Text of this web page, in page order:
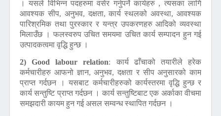
। यसले विभिन्न पदहरुमा वसेर गर्नुपर्ने कार्यहरु , त्यसका लागि
आवश्यक सीप, अनुभव, दक्षता, कार्य स्थलको अवस्था, आवश्यक
पारिश्रमिक तथा पुरस्कार र यन्त्र उपकरणहरु आदिको व्यवस्था
मिलाउँछ । फलस्वरुप उचित समयमा उचित कार्य सम्पादन हुन गई
उत्पादकत्वमा वृद्धि हुन्छ ।
2) Good labour relation: कार्य ढाँचाको तयारीले हरेक
कर्मचारीहरु आफनो ज्ञान, अनुभव, दक्षता र सीप अनुसारको काम
प्राप्त गर्दछन । यसबाट कर्मचारीहरुको कार्यस्तरमा वृद्धि हुन्छ र
कार्य सन्तुष्टि प्राप्त गर्दछन । कार्य सन्तुष्टिबाट एक अर्काका वीचमा
समझदारी कायम हुन गई असल सम्वन्ध स्थापित गर्दछन ।